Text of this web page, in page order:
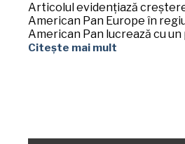
Articolul evidențiază
American Pan Europe în
American Pan lucrează cu
Citește mai mult